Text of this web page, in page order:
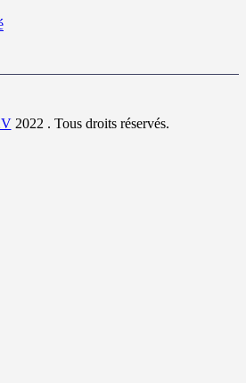
2022 . Tous droits réservés.